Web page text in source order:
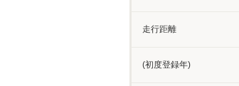
走行距離
(初度登録年)